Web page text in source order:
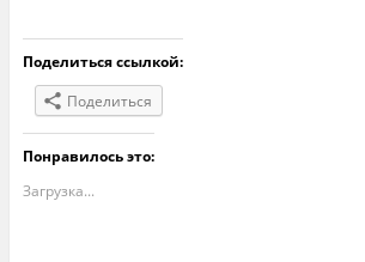
Поделиться ссылкой:
Поделиться
Понравилось это:
Загрузка...